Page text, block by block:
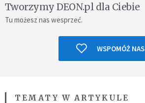
Tworzymy DEON.pl dla Ciebie
Tu możesz nas wesprzeć.
WSPOMÓŻ NAS
TEMATY W ARTYKULE